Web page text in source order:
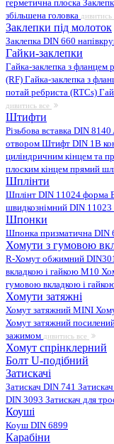
герметична плоска
збільшена головка дивитись
Заклепки під молоток
Заклепка DIN 660
Гайки-заклепки
Гайка-заклепка з фланцем
(RF) Гайка-заклепка з
потай ребриста (RTCs)
дивитись все
Штифти
Різьбова вставка DIN 8140
отвором Штифт DIN 1B
циліндричним кінцем та
плоским кінцем прямий
Шплінти
Шплінт DIN 11024 форма
швидкознімний DIN 11023
Шпонки
Шпонка призматична DIN
Хомути з гумовою
R-Хомут обжимний
вкладкою і гайкою M10
гумовою вкладкою і
Хомути затяжні
Хомут затяжний MINI
Хомут затяжний
зажимом дивитись все
Хомут спрінклерний
Болт U-подібний
Затискачі
Затискач DIN 741
DIN 3093 Затискач для
Коуші
Коуш DIN 6899
Карабіни